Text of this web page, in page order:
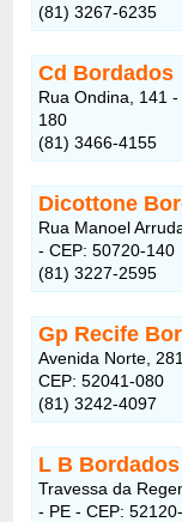
(81) 3267-6235
Cd Bordados
Rua Ondina, 141
180
(81) 3466-4155
Dicottone
Rua Manoel
- CEP: 50720-140
(81) 3227-2595
Gp Recife
Avenida Norte,
CEP: 52041-080
(81) 3242-4097
L B Bordados
Travessa da
- PE - CEP: